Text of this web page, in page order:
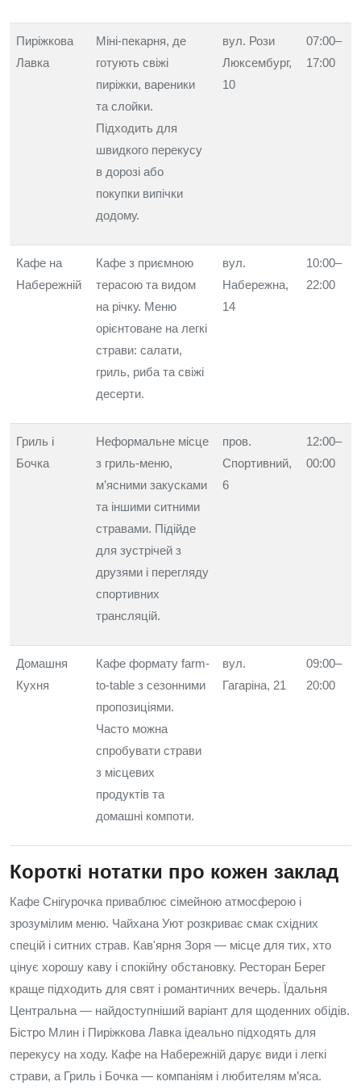
Пиріжкова
Лавка
Міні-пекарня, де
готують свіжі
пиріжки, вареники
та слойки.
Підходить для
швидкого перекусу
в дорозі або
покупки випічки
додому.
вул. Рози
Люксембург,
10
07:00–
17:00
Кафе на
Набережній
Кафе з приємною
терасою та видом
на річку. Меню
орієнтоване на легкі
страви: салати,
гриль, риба та свіжі
десерти.
вул.
Набережна,
14
10:00–
22:00
Гриль і
Бочка
Неформальне місце
з гриль-меню,
м’ясними закусками
та іншими ситними
стравами. Підійде
для зустрічей з
друзями і перегляду
спортивних
трансляцій.
пров.
Спортивний,
6
12:00–
00:00
Домашня
Кухня
Кафе формату farm-
to-table з сезонними
пропозиціями.
Часто можна
спробувати страви
з місцевих
продуктів та
домашні компоти.
вул.
Гагаріна, 21
09:00–
20:00
Короткі нотатки про кожен заклад
Кафе Снігурочка приваблює сімейною атмосферою і
зрозумілим меню. Чайхана Уют розкриває смак східних
спецій і ситних страв. Кав'ярня Зоря — місце для тих, хто
цінує хорошу каву і спокійну обстановку. Ресторан Берег
краще підходить для свят і романтичних вечерь. Їдальня
Центральна — найдоступніший варіант для щоденних обідів.
Бістро Млин і Пиріжкова Лавка ідеально підходять для
перекусу на ходу. Кафе на Набережній дарує види і легкі
страви, а Гриль і Бочка — компаніям і любителям м’яса.